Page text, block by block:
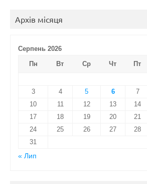
Архів місяця
Серпень 2026
Пн
Вт Ср Чт Пт
3
4 5 6 7
10
11 12 13 14
17
18 19 20 21
24
25 26 27 28
31
« Лип